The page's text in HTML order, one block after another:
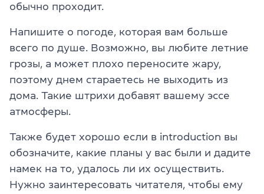
обычно проходит.
Напишите о погоде, которая вам больше
всего по душе. Возможно, вы любите летние
грозы, а может плохо переносите жару,
поэтому днем стараетесь не выходить из
дома. Такие штрихи добавят вашему эссе
атмосферы.
Также будет хорошо если в introduction вы
обозначите, какие планы у вас были и дадите
намек на то, удалось ли их осуществить.
Нужно заинтересовать читателя, чтобы ему